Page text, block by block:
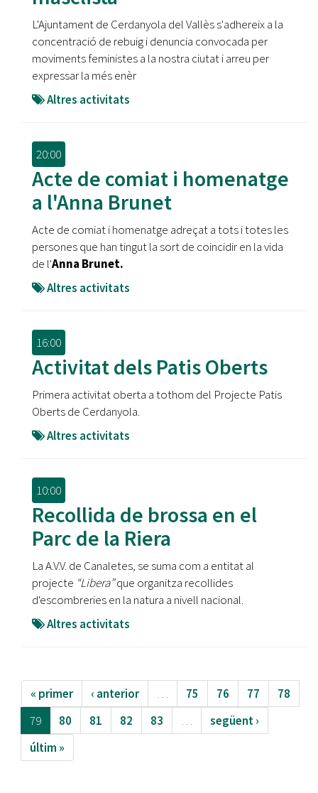
L'Ajuntament de Cerdanyola del Vallès s'adhereix a la
concentració de rebuig i denuncia convocada per
moviments feministes a la nostra ciutat i arreu per
expressar la més enèr
Altres activitats
20:00
Acte de comiat i homenatge
a l'Anna Brunet
Acte de comiat i homenatge adreçat a tots i totes les
persones que han tingut la sort de coincidir en la vida
de l'Anna Brunet.
Altres activitats
16:00
Activitat dels Patis Oberts
Primera activitat oberta a tothom del Projecte Patis
Oberts de Cerdanyola.
Altres activitats
10:00
Recollida de brossa en el
Parc de la Riera
La A.V.V. de Canaletes, se suma com a entitat al
projecte “Libera”que organitza recollides
d'escombreries en la natura a nivell nacional.
Altres activitats
« primer ‹ anterior … 75 76 77
78
79
80 81 82 83 …
següent ›
últim »